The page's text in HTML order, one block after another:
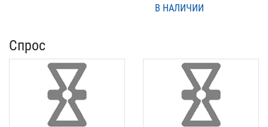
В НАЛИЧИИ
Спрос